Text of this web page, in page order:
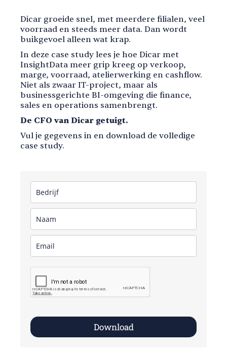
Dicar groeide snel, met meerdere filialen, veel
voorraad en steeds meer data. Dan wordt
buikgevoel alleen wat krap.
In deze case study lees je hoe Dicar met
InsightData meer grip kreeg op verkoop,
marge, voorraad, atelierwerking en cashflow.
Niet als zwaar IT-project, maar als
businessgerichte BI-omgeving die finance,
sales en operations samenbrengt.
De CFO van Dicar getuigt.
Vul je gegevens in en download de volledige
case study.
Download